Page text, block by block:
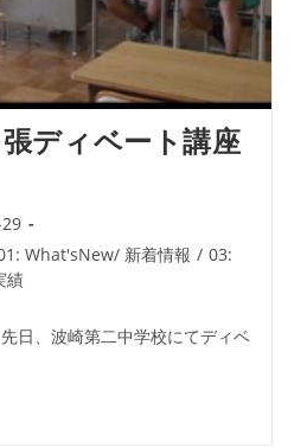
ディベート講座
What'sNew/ 新着情報 / 03:
績
日、波崎第二中学校にてディベ